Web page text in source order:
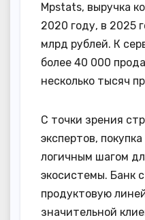
Mpstats, выручка
2020 году, в 2025
млрд рублей. К
более 40 000
несколько тысяч
С точки зрения
экспертов,
логичным шагом
экосистемы. Банк
продуктовую
значительной